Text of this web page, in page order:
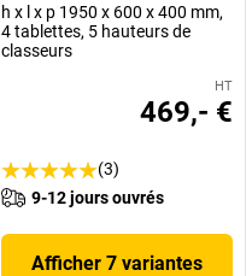
h x l x p 1950 x 600 x 400 mm,
4 tablettes, 5 hauteurs de
classeurs
HT
469,- €
(3)
9-12 jours ouvrés
Afficher 7 variantes